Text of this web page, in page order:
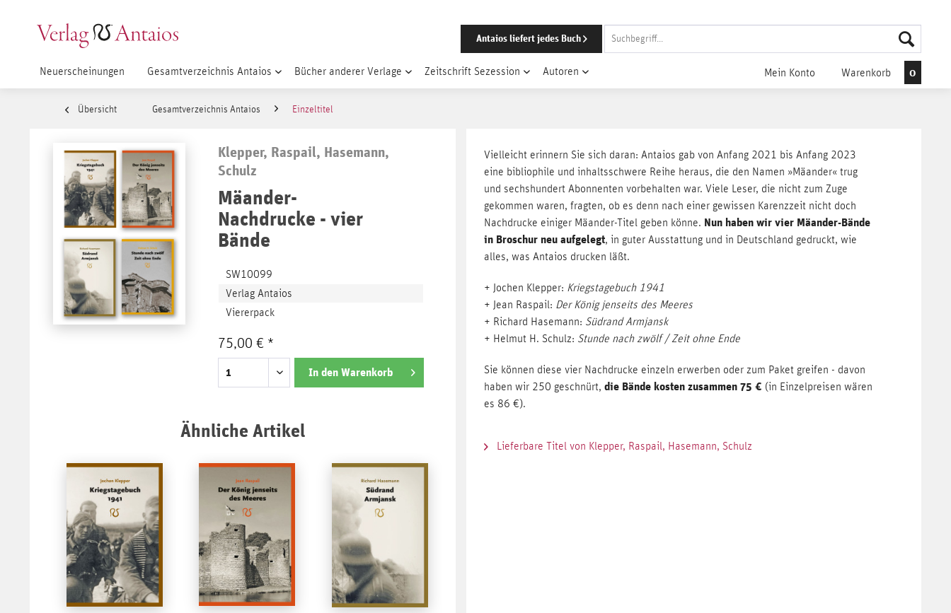
Antaios liefert jedes Buch
Neuerscheinungen Gesamtverzeichnis Antaios Bücher anderer Verlage Zeitschrift Sezession Autoren Mein Konto Warenkorb 0
Übersicht Gesamtverzeichnis Antaios Einzeltitel
Klepper, Raspail, Hasemann,
Schulz
Mäander-
Nachdrucke - vier
Bände
SW10099
Verlag Antaios
Viererpack
75,00 € *
In den Warenkorb
Ähnliche Artikel
Vielleicht erinnern Sie sich daran: Antaios gab von Anfang 2021 bis Anfang 2023
eine bibliophile und inhaltsschwere Reihe heraus, die den Namen »Mäander« trug
und sechshundert Abonnenten vorbehalten war. Viele Leser, die nicht zum Zuge
gekommen waren, fragten, ob es denn nach einer gewissen Karenzzeit nicht doch
Nachdrucke einiger Mäander-Titel geben könne. Nun haben wir vier Mäander-Bände
in Broschur neu aufgelegt, in guter Ausstattung und in Deutschland gedruckt, wie
alles, was Antaios drucken läßt.
+ Jochen Klepper: Kriegstagebuch 1941
+ Jean Raspail: Der König jenseits des Meeres
+ Richard Hasemann: Südrand Armjansk
+ Helmut H. Schulz: Stunde nach zwölf / Zeit ohne Ende
Sie können diese vier Nachdrucke einzeln erwerben oder zum Paket greifen - davon
haben wir 250 geschnürt,die Bände kosten zusammen 75 € (in Einzelpreisen wären
es 86 €).
Lieferbare Titel von Klepper, Raspail, Hasemann, Schulz